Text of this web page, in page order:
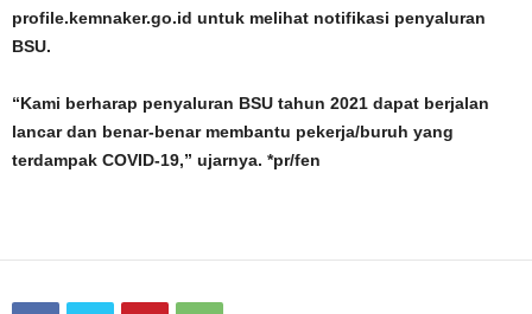
profile.kemnaker.go.id untuk melihat notifikasi penyaluran
BSU.
“Kami berharap penyaluran BSU tahun 2021 dapat berjalan
lancar dan benar-benar membantu pekerja/buruh yang
terdampak COVID-19,” ujarnya. *pr/fen